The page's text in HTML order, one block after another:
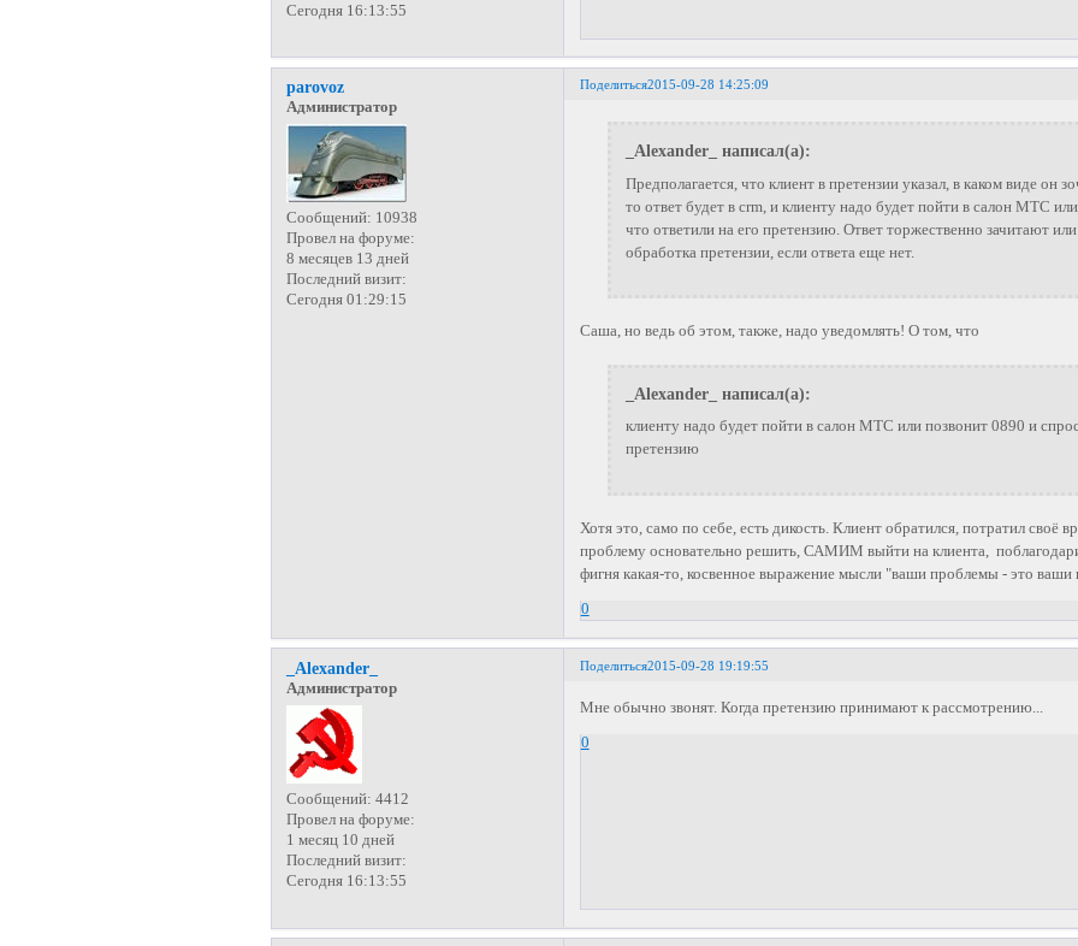
Сегодня 16:13:55
Поделиться2015-09-28 14:25:09
parovoz
Администратор
Сообщений: 10938
Провел на форуме:
8 месяцев 13 дней
Последний визит:
Сегодня 01:29:15
_Alexander_ написал(а):
Предполагается, что клиент в претензии указал, в каком виде он
то ответ будет в crm, и клиенту надо будет пойти в салон МТС
что ответили на его претензию. Ответ торжественно зачитают
обработка претензии, если ответа еще нет.
Саша, но ведь об этом, также, надо уведомлять! О том, что
_Alexander_ написал(а):
клиенту надо будет пойти в салон МТС или позвонит 0890 и
претензию
Хотя это, само по себе, есть дикость. Клиент обратился, потратил своё
проблему основательно решить, САМИМ выйти на клиента,
фигня какая-то, косвенное выражение мысли "ваши проблемы - это ваши
0
Поделиться2015-09-28 19:19:55
_Alexander_
Администратор
Сообщений: 4412
Провел на форуме:
1 месяц 10 дней
Последний визит:
Сегодня 16:13:55
Мне обычно звонят. Когда претензию принимают к рассмотрению...
0